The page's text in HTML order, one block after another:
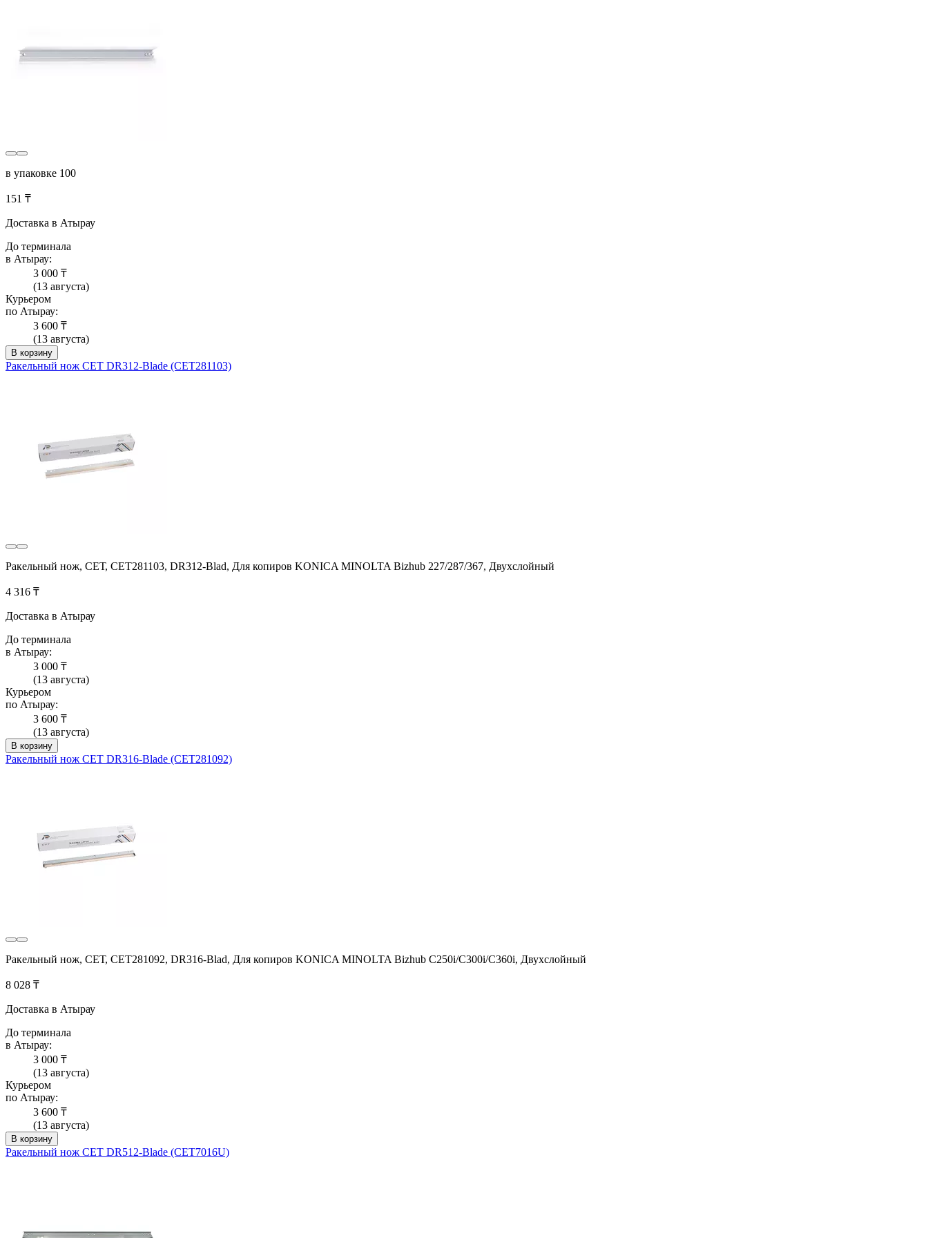
в упаковке 100
151 ₸
Доставка в Атырау
До терминала
в Атырау:
3 000 ₸
(13 августа)
Курьером
по Атырау:
3 600 ₸
(13 августа)
В корзину
Ракельный нож СЕТ DR312-Blade (CET281103)
Ракельный нож, СЕТ, CET281103, DR312-Blad, Для копиров KONICA MINOLTA Bizhub 227/287/367, Двухслойный
4 316 ₸
Доставка в Атырау
До терминала
в Атырау:
3 000 ₸
(13 августа)
Курьером
по Атырау:
3 600 ₸
(13 августа)
В корзину
Ракельный нож СЕТ DR316-Blade (CET281092)
Ракельный нож, СЕТ, CET281092, DR316-Blad, Для копиров KONICA MINOLTA Bizhub C250i/C300i/C360i, Двухслойный
8 028 ₸
Доставка в Атырау
До терминала
в Атырау:
3 000 ₸
(13 августа)
Курьером
по Атырау:
3 600 ₸
(13 августа)
В корзину
Ракельный нож СЕТ DR512-Blade (CET7016U)